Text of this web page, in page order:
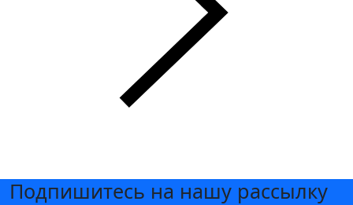
Подпишитесь на нашу рассылку